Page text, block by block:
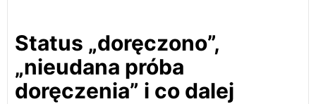
Status „doręczono”,
„nieudana próba
doręczenia” i co dalej